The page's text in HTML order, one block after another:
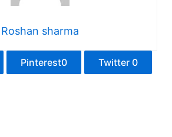
Roshan sharma
Pinterest0 Twitter 0